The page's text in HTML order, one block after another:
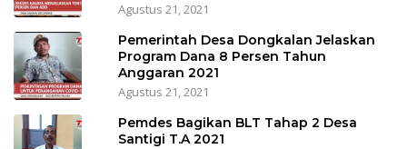
Agustus 21, 2021
Pemerintah Desa Dongkalan Jelaskan
Program Dana 8 Persen Tahun
Anggaran 2021
Agustus 21, 2021
Pemdes Bagikan BLT Tahap 2 Desa
Santigi T.A 2021